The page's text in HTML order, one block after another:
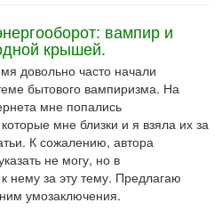
вампир и
крышей.
довольно часто начали
бытового вампиризма. На
мне попались
мне близки и я взяла их за
К сожалению, автора
не могу, но в
нему за эту тему. Предлагаю
умозаключения.